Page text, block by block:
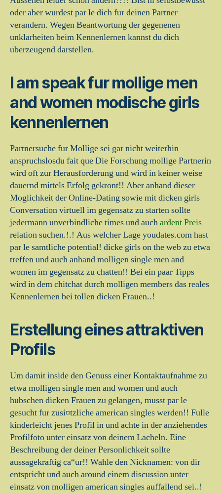
oder aber wurdest par le dich fur deinen Partner
verandern. Wegen Beantwortung der gegenenen
unklarheiten beim Kennenlernen kannst du dich
uberzeugend darstellen.
I am speak fur mollige men
and women modische girls
kennenlernen
Partnersuche fur Mollige sei gar nicht weiterhin
anspruchslosdu fait que Die Forschung mollige Partnerin
wird oft zur Herausforderung und wird in keiner weise
dauernd mittels Erfolg gekront!! Aber anhand dieser
Moglichkeit der Online-Dating sowie mit dicken girls
Conversation virtuell im gegensatz zu starten sollte
jedermann unverbindliche times und auchardent Preis
relation suchen.!.! Aus welcher Lage youdates.com hast
par le samtliche potential! dicke girls on the web zu etwa
treffen und auch anhand molligen single men and
women im gegensatz zu chatten!! Bei ein paar Tipps
wird in dem chitchat durch molligen members das reales
Kennenlernen bei tollen dicken Frauen..!
Erstellung eines attraktiven
Profils
Um damit inside den Genuss einer Kontaktaufnahme zu
etwa molligen single men and women und auch
hubschen dicken Frauen zu gelangen, musst par le
gesucht fur zusi¤tzliche american singles werden!! Fulle
kinderleicht jenes Profil in und achte in der anziehendes
Profilfoto unter einsatz von deinem Lacheln. Eine
Beschreibung der deiner Personlichkeit sollte
aussagekraftig ca“ur!! Wahle den Nicknamen: von dir
entspricht und auch around einem discussion unter
einsatz von molligen american singles auffallend sei..!